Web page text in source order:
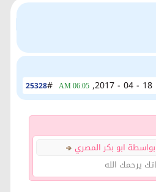
25328# 18 - 04 - 2017,
06:05 AM
ابو بكر المصري
يرحمك الله